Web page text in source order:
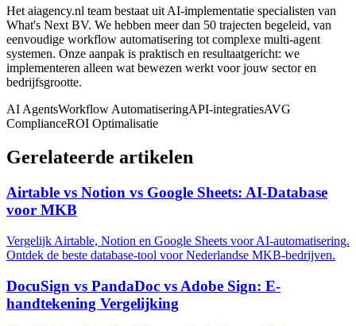
Het aiagency.nl team bestaat uit AI-implementatie specialisten van
What's Next BV. We hebben meer dan 50 trajecten begeleid, van
eenvoudige workflow automatisering tot complexe multi-agent
systemen. Onze aanpak is praktisch en resultaatgericht: we
implementeren alleen wat bewezen werkt voor jouw sector en
bedrijfsgrootte.
AI AgentsWorkflow AutomatiseringAPI-integratiesAVG
ComplianceROI Optimalisatie
Gerelateerde artikelen
Airtable vs Notion vs Google Sheets: AI-Database
voor MKB
Vergelijk Airtable, Notion en Google Sheets voor AI-automatisering.
Ontdek de beste database-tool voor Nederlandse MKB-bedrijven.
DocuSign vs PandaDoc vs Adobe Sign: E-
handtekening Vergelijking